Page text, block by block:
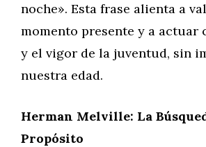
noche». Esta frase alienta a
momento presente y a actuar
y el vigor de la juventud, sin
nuestra edad.
Herman Melville: La
Propósito